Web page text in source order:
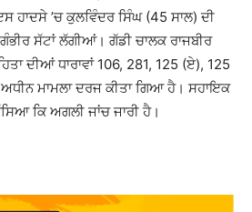
ਹਾਦਸੇ ’ਚ ਕੁਲਵਿੰਦਰ ਸਿੰਘ (45 ਸਾਲ) ਦੀ
ਸੱਟਾਂ ਲੱਗੀਆਂ। ਗੱਡੀ ਚਾਲਕ ਰਾਜਬੀਰ
ਦੀਆਂ ਧਾਰਾਵਾਂ 106, 281, 125 (ਏ), 125
ਮਾਮਲਾ ਦਰਜ ਕੀਤਾ ਗਿਆ ਹੈ। ਸਹਾਇਕ
ਕਿ ਅਗਲੀ ਜਾਂਚ ਜਾਰੀ ਹੈ।